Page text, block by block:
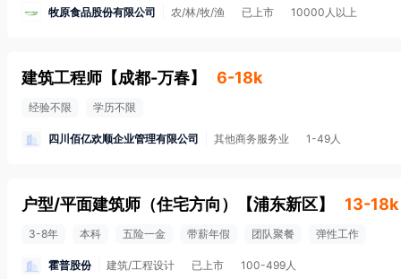
牧原食品股份有限公司 农/林/牧/渔 已上市 10000人以上
建筑工程师 【成都-万春】 6-18k
经验不限 学历不限
四川佰亿欢顺企业管理有限公司 其他商务服务业 1-49人
户型/平面建筑师（住宅方向） 【浦东新区】 13-18k
3-8年 本科 五险一金 带薪年假 团队聚餐 弹性工作
霍普股份 建筑/工程设计 已上市 100-499人